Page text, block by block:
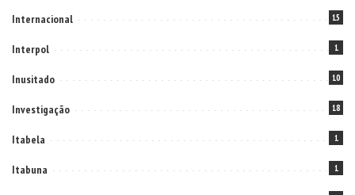
Internacional 15
Interpol 1
Inusitado 10
Investigação 18
Itabela 1
Itabuna 1